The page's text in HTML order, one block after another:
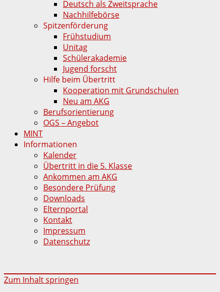
Deutsch als Zweitsprache
Nachhilfebörse
Spitzenförderung
Frühstudium
Unitag
Schülerakademie
Jugend forscht
Hilfe beim Übertritt
Kooperation mit Grundschulen
Neu am AKG
Berufsorientierung
OGS – Angebot
MINT
Informationen
Kalender
Übertritt in die 5. Klasse
Ankommen am AKG
Besondere Prüfung
Downloads
Elternportal
Kontakt
Impressum
Datenschutz
Zum Inhalt springen